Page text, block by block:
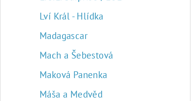
Lví Král - Hlídka
Madagascar
Mach a Šebestová
Maková Panenka
Máša a Medvěd